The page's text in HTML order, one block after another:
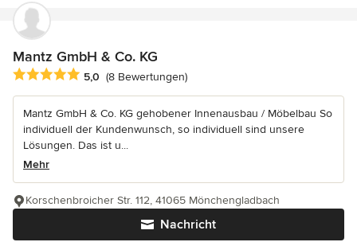
Mantz GmbH & Co. KG
Durchschnittliche Bewertung: 5 von 5 Sternen
5,0 (8 Bewertungen)
Mantz GmbH & Co. KG gehobener Innenausbau / Möbelbau So
individuell der Kundenwunsch, so individuell sind unsere
Lösungen. Das ist u...
Mehr
Nachricht
Korschenbroicher Str. 112, 41065 Mönchengladbach